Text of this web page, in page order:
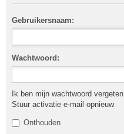
Gebruikersnaam:
Wachtwoord:
Ik ben mijn wachtwoord vergeten
Stuur activatie e-mail opnieuw
Onthouden